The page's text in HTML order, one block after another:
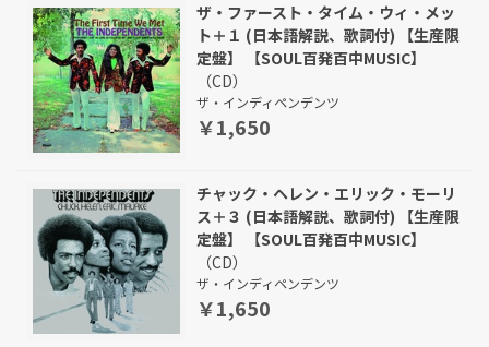
ザ・ファースト・タイム・ウィ・メッ
ト＋１ (日本語解説、歌詞付) 【生産限
定盤】 【SOUL百発百中MUSIC】
（CD）
ザ・インディペンデンツ
￥1,650
チャック・ヘレン・エリック・モーリ
ス＋３ (日本語解説、歌詞付) 【生産限
定盤】 【SOUL百発百中MUSIC】
（CD）
ザ・インディペンデンツ
￥1,650